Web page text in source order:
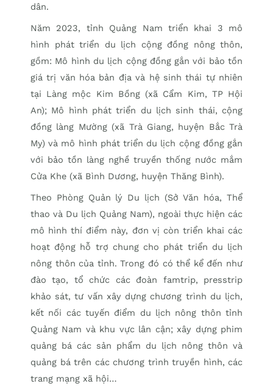
dân.
Năm 2023, tỉnh Quảng Nam triển khai 3 mô
hình phát triển du lịch cộng đồng nông thôn,
gồm: Mô hình du lịch cộng đồng gắn với bảo tồn
giá trị văn hóa bản địa và hệ sinh thái tự nhiên
tại Làng mộc Kim Bồng (xã Cẩm Kim, TP Hội
An); Mô hình phát triển du lịch sinh thái, cộng
đồng làng Mường (xã Trà Giang, huyện Bắc Trà
My) và mô hình phát triển du lịch cộng đồng gắn
với bảo tồn làng nghề truyền thống nước mắm
Cửa Khe (xã Bình Dương, huyện Thăng Bình).
Theo Phòng Quản lý Du lịch (Sở Văn hóa, Thể
thao và Du lịch Quảng Nam), ngoài thực hiện các
mô hình thí điểm này, đơn vị còn triển khai các
hoạt động hỗ trợ chung cho phát triển du lịch
nông thôn của tỉnh. Trong đó có thể kể đến như
đào tạo, tổ chức các đoàn famtrip, presstrip
khảo sát, tư vấn xây dựng chương trình du lịch,
kết nối các tuyến điểm du lịch nông thôn tỉnh
Quảng Nam và khu vực lân cận; xây dựng phim
quảng bá các sản phẩm du lịch nông thôn và
quảng bá trên các chương trình truyền hình, các
trang mạng xã hội…